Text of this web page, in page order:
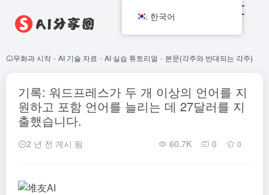
무화과 시작 - AI 기술 자료 - AI 실습 튜토리얼 - 본문(각주와 반대되는 각주)
기록: 워드프레스가 두 개 이상의 언어를 지
원하고 포함 언어를 늘리는 데 27달러를 지
출했습니다.
2 년 전 게시 됨 60.7K 0 0
한국어